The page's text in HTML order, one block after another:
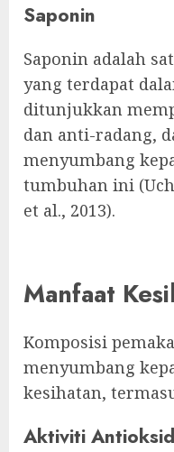
Saponin
Saponin adalah
yang terdapat
ditunjukkan
dan anti-radang,
menyumbang
tumbuhan ini
et al., 2013).
Manfaat
Komposisi
menyumbang
kesihatan,
Aktiviti